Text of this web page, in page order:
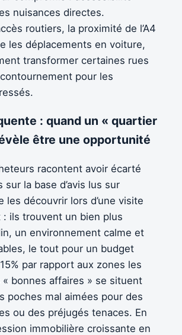
nuisances directes.
routiers, la proximité de l’A4
les déplacements en voiture,
transformer certaines rues
pour les
: quand un « quartier
être une opportunité
racontent avoir écarté
la base d’avis lus sur
les découvrir lors d’une visite
ils trouvent un bien plus
un environnement calme et
le tout pour un budget
par rapport aux zones les
bonnes affaires » se situent
poches mal aimées pour des
ou des préjugés tenaces. En
immobilière croissante en